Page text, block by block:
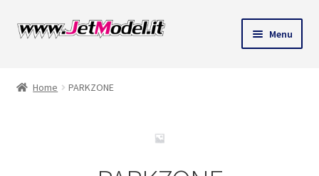
Vai
alla
Vai
Menu
Home PARKZONE